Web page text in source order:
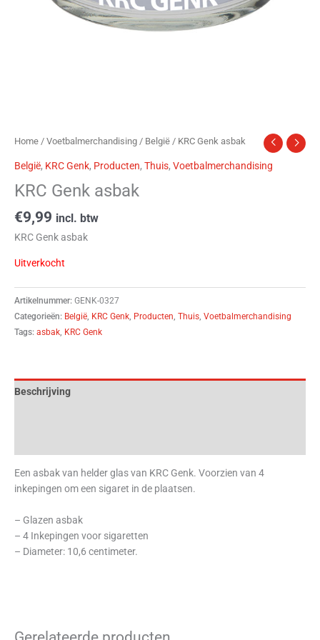
Home / Voetbalmerchandising / België / KRC Genk asbak
België, KRC Genk, Producten, Thuis, Voetbalmerchandising
KRC Genk asbak
€9,99 incl. btw
KRC Genk asbak
Uitverkocht
Artikelnummer: GENK-0327
Categorieën: België KRC Genk Producten Thuis Voetbalmerchandising
Tags: asbak KRC Genk
Beschrijving
Een asbak van helder glas van KRC Genk. Voorzien van 4
inkepingen om een sigaret in de plaatsen.
– Glazen asbak
– 4 Inkepingen voor sigaretten
– Diameter: 10,6 centimeter.